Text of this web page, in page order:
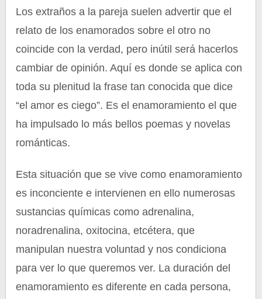
Los extraños a la pareja suelen advertir que el
relato de los enamorados sobre el otro no
coincide con la verdad, pero inútil será hacerlos
cambiar de opinión. Aquí es donde se aplica con
toda su plenitud la frase tan conocida que dice
“el amor es ciego”. Es el enamoramiento el que
ha impulsado lo más bellos poemas y novelas
románticas.
Esta situación que se vive como enamoramiento
es inconciente e intervienen en ello numerosas
sustancias químicas como adrenalina,
noradrenalina, oxitocina, etcétera, que
manipulan nuestra voluntad y nos condiciona
para ver lo que queremos ver. La duración del
enamoramiento es diferente en cada persona,